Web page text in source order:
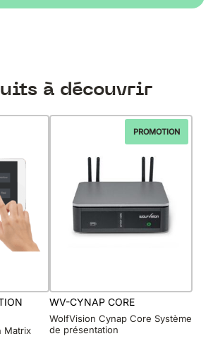
à découvrir
Matrix
PROMOTION
WV-CYNAP CORE
WolfVision Cynap Core Système
de présentation